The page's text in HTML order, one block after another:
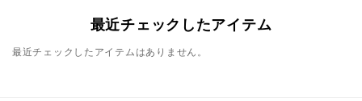
最近チェックしたアイテム
最近チェックしたアイテムはありません。